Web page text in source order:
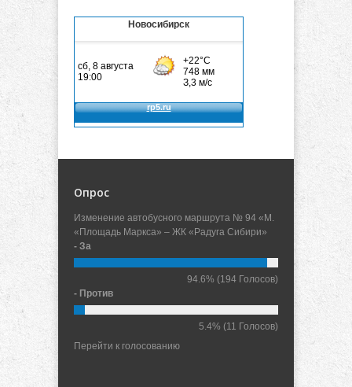
Новосибирск
Опрос
Изменение автобусного маршрута № 94 «М.
«Площадь Маркса» – ЖК «Радуга Сибири»
- За
94.6% (194 Голосов)
- Против
5.4% (11 Голосов)
Перейти к голосованию